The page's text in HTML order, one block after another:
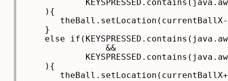
    ){
    }
else
                &&
    ){